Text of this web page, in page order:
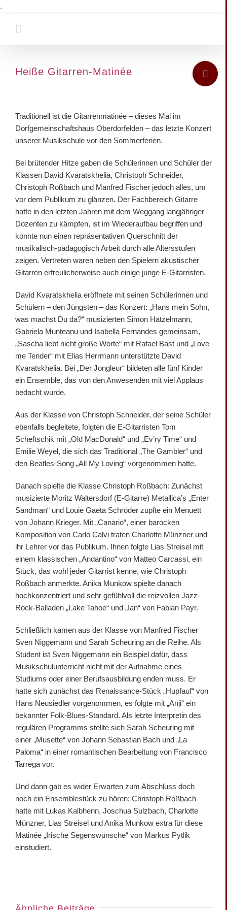
.
Heiße Gitarren-Matinée
grösseres
Bild
Traditionell ist die Gitarrenmatinée – dieses Mal im
Dorfgemeinschaftshaus Oberdorfelden – das letzte Konzert
unserer Musikschule vor den Sommerferien.
Bei brütender Hitze gaben die Schülerinnen und Schüler der
Klassen David Kvaratskhelia, Christoph Schneider,
Christoph Roßbach und Manfred Fischer jedoch alles, um
vor dem Publikum zu glänzen. Der Fachbereich Gitarre
hatte in den letzten Jahren mit dem Weggang langjähriger
Dozenten zu kämpfen, ist im Wiederaufbau begriffen und
konnte nun einen repräsentativen Querschnitt der
musikalisch-pädagogisch Arbeit durch alle Altersstufen
zeigen. Vertreten waren neben den Spielern akustischer
Gitarren erfreulicherweise auch einige junge E-Gitarristen.
David Kvaratskhelia eröffnete mit seinen Schülerinnen und
Schülern – den Jüngsten – das Konzert: „Hans mein Sohn,
was machst Du da?“ musizierten Simon Hatzelmann,
Gabriela Munteanu und Isabella Fernandes gemeinsam,
„Sascha liebt nicht große Worte“ mit Rafael Bast und „Love
me Tender“ mit Elias Herrmann unterstützte David
Kvaratskhelia. Bei „Der Jongleur“ bildeten alle fünf Kinder
ein Ensemble, das von den Anwesenden mit viel Applaus
bedacht wurde.
Aus der Klasse von Christoph Schneider, der seine Schüler
ebenfalls begleitete, folgten die E-Gitarristen Tom
Scheftschik mit „Old MacDonald“ und „Ev’ry Time“ und
Emilie Weyel, die sich das Traditional „The Gambler“ und
den Beatles-Song „All My Loving“ vorgenommen hatte.
Danach spielte die Klasse Christoph Roßbach: Zunächst
musizierte Moritz Waltersdorf (E-Gitarre) Metallica’s „Enter
Sandman“ und Louie Gaeta Schröder zupfte ein Menuett
von Johann Krieger. Mit „Canario“, einer barocken
Komposition von Carlo Calvi traten Charlotte Münzner und
ihr Lehrer vor das Publikum. Ihnen folgte Lias Streisel mit
einem klassischen „Andantino“ von Matteo Carcassi, ein
Stück, das wohl jeder Gitarrist kenne, wie Christoph
Roßbach anmerkte. Anika Munkow spielte danach
hochkonzentriert und sehr gefühlvoll die reizvollen Jazz-
Rock-Balladen „Lake Tahoe“ und „Ian“ von Fabian Payr.
Schließlich kamen aus der Klasse von Manfred Fischer
Sven Niggemann und Sarah Scheuring an die Reihe. Als
Student ist Sven Niggemann ein Beispiel dafür, dass
Musikschulunterricht nicht mit der Aufnahme eines
Studiums oder einer Berufsausbildung enden muss. Er
hatte sich zunächst das Renaissance-Stück „Hupfauf“ von
Hans Neusiedler vorgenommen, es folgte mit „Anji“ ein
bekannter Folk-Blues-Standard. Als letzte Interpretin des
regulären Programms stellte sich Sarah Scheuring mit
einer „Musette“ von Johann Sebastian Bach und „La
Paloma“ in einer romantischen Bearbeitung von Francisco
Tarrega vor.
Und dann gab es wider Erwarten zum Abschluss doch
noch ein Ensemblestück zu hören: Christoph Roßbach
hatte mit Lukas Kalbhenn, Joschua Sulzbach, Charlotte
Münzner, Lias Streisel und Anika Munkow extra für diese
Matinée „Irische Segenswünsche“ von Markus Pytlik
einstudiert.
Toggle
Sliding